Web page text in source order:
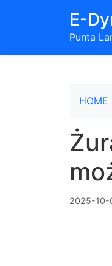
E-
Punta
HOME
2025-10-